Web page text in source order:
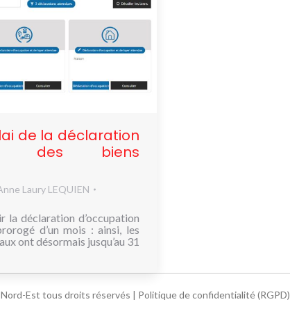
de la déclaration
des biens
Laury LEQUIEN
la déclaration d’occupation
d’un mois : ainsi, les
ont désormais jusqu’au 31
Est tous droits réservés | Politique de confidentialité (RGPD)